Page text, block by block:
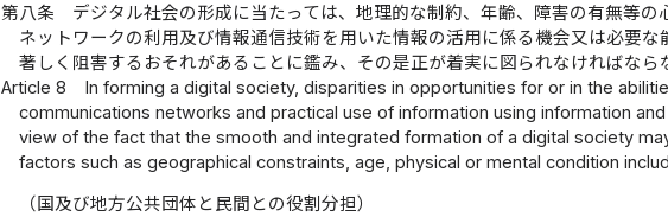
第八条
デジタル社会の形成に当たっては、地理的な制約、年齢、障害の有無等
ネットワークの利用及び情報通信技術を用いた情報の活用に係る機会又は必要
著しく阻害するおそれがあることに鑑み、その是正が着実に図られなければなら
Article 8
In forming a digital society, disparities in opportunities for or in the
communications networks and practical use of information using information
view of the fact that the smooth and integrated formation of a digital society
factors such as geographical constraints, age, physical or mental condition
（国及び地方公共団体と民間との役割分担）